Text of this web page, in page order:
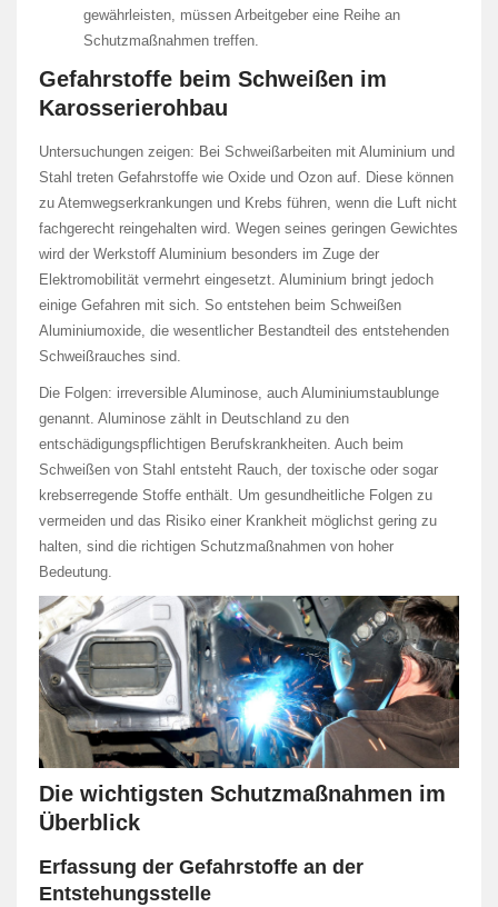
gewährleisten, müssen Arbeitgeber eine Reihe an
Schutzmaßnahmen treffen.
Gefahrstoffe beim Schweißen im
Karosserierohbau
Untersuchungen zeigen: Bei Schweißarbeiten mit Aluminium und
Stahl treten Gefahrstoffe wie Oxide und Ozon auf. Diese können
zu Atemwegserkrankungen und Krebs führen, wenn die Luft nicht
fachgerecht reingehalten wird. Wegen seines geringen Gewichtes
wird der Werkstoff Aluminium besonders im Zuge der
Elektromobilität vermehrt eingesetzt. Aluminium bringt jedoch
einige Gefahren mit sich. So entstehen beim Schweißen
Aluminiumoxide, die wesentlicher Bestandteil des entstehenden
Schweißrauches sind.
Die Folgen: irreversible Aluminose, auch Aluminiumstaublunge
genannt. Aluminose zählt in Deutschland zu den
entschädigungspflichtigen Berufskrankheiten. Auch beim
Schweißen von Stahl entsteht Rauch, der toxische oder sogar
krebserregende Stoffe enthält. Um gesundheitliche Folgen zu
vermeiden und das Risiko einer Krankheit möglichst gering zu
halten, sind die richtigen Schutzmaßnahmen von hoher
Bedeutung.
Die wichtigsten Schutzmaßnahmen im
Überblick
Erfassung der Gefahrstoffe an der
Entstehungsstelle